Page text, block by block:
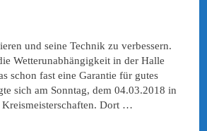
und seine Technik zu verbessern.
Wetterunabhängigkeit in der Halle
schon fast eine Garantie für gutes
sich am Sonntag, dem 04.03.2018 in
Kreismeisterschaften. Dort …